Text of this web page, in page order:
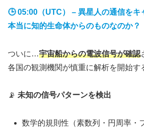
🕒 05:00（UTC） – 異星人の通信をキ
本当に知的生命体からのものなのか？
ついに…宇宙船からの電波信号が確認
各国の観測機関が慎重に解析を開始す
📡 未知の信号パターンを検出
数学的規則性（素数列・円周率・